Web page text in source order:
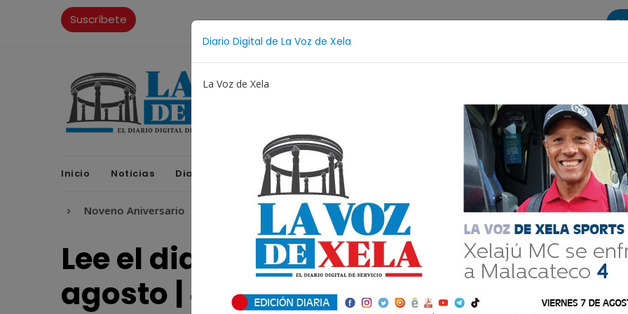
Diario Digital de La Voz de Xela
La Voz de Xela
Suscríbete
Inicio Noticias Diario Digital Opiniones La Voz de Xela Sports Contáctanos LA VOZ 25
Noveno Aniversario Fichajes Niñez y Adolescencia Estafa Protección Infantil
Lee el diario digital del viernes 14 de
agosto | #635